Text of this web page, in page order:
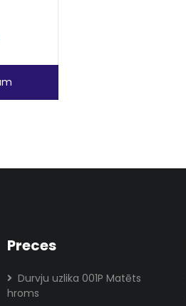
Preces
Durvju uzlika 001P Matēts
hroms